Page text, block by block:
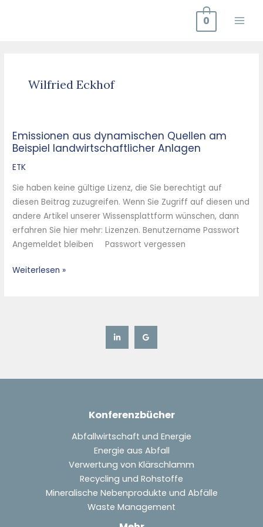
0
Wilfried Eckhof
Emissionen aus dynamischen Quellen am
Beispiel landwirtschaftlicher Anlagen
ETK
Sie haben keine gültige Lizenz, die Sie berechtigt auf
diesen Beitrag zuzugreifen. Wenn Sie Zugriff auf diesen und
andere Artikel unserer Wissensplattform wünschen, dann
erfahren Sie hier mehr: Lizenzen. Benutzername Passwort
Angemeldet bleiben Passwort vergessen
Emissionen
aus
dynamischen
am
Beispiel
landwirtschaftlicher
Anlagen
Weiterlesen »
Konferenzbücher
Abfallwirtschaft und Energie
Energie aus Abfall
Verwertung von Klärschlamm
Recycling und Rohstoffe
Mineralische Nebenprodukte und Abfälle
Waste Management